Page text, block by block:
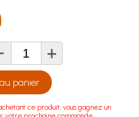
+
panier
ce produit, vous gagnez un